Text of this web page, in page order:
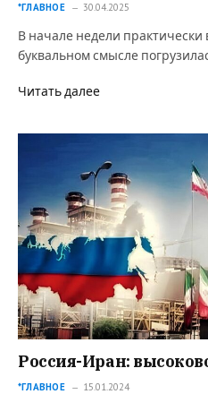
*ГЛАВНОЕ 30.04.2025
В начале недели практически
буквальном смысле
Читать далее
Россия-Иран:
*ГЛАВНОЕ 15.01.2024